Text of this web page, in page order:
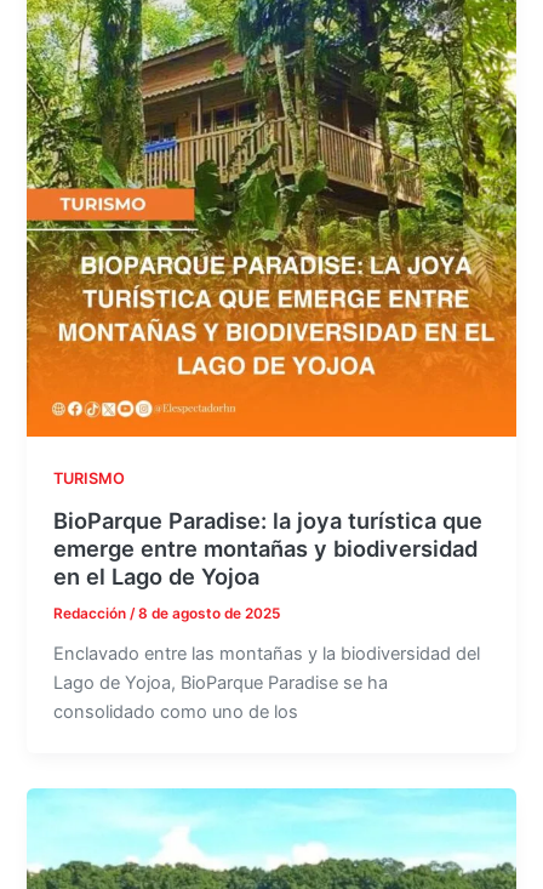
TURISMO
BioParque Paradise: la joya turística que
emerge entre montañas y biodiversidad
en el Lago de Yojoa
Redacción/8 de agosto de 2025
Enclavado entre las montañas y la biodiversidad del
Lago de Yojoa, BioParque Paradise se ha
consolidado como uno de los